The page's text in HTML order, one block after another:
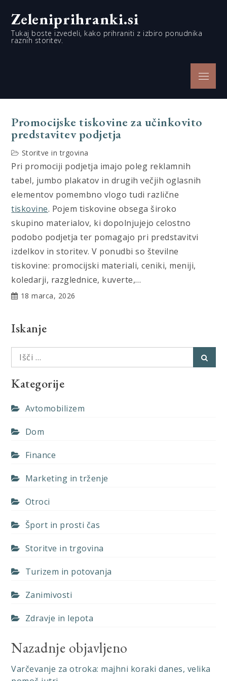
content
Zeleniprihranki.si
Tukaj boste izvedeli, kako prihraniti z izbiro ponudnika
raznih storitev.
Menu
Promocijske tiskovine za učinkovito
predstavitev podjetja
Storitve in trgovina
Pri promociji podjetja imajo poleg reklamnih
tabel, jumbo plakatov in drugih večjih oglasnih
elementov pomembno vlogo tudi različne
tiskovine. Pojem tiskovine obsega široko
skupino materialov, ki dopolnjujejo celostno
podobo podjetja ter pomagajo pri predstavitvi
izdelkov in storitev. V ponudbi so številne
tiskovine: promocijski materiali, ceniki, meniji,
koledarji, razglednice, kuverte,…
18 marca, 2026
Iskanje
Išči:
Kategorije
Avtomobilizem
Dom
Finance
Marketing in trženje
Otroci
Šport in prosti čas
Storitve in trgovina
Turizem in potovanja
Zanimivosti
Zdravje in lepota
Nazadnje objavljeno
Varčevanje za otroka: majhni koraki danes, velika